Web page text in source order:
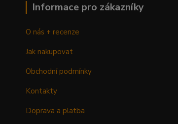
Informace pro zákazníky
O nás + recenze
Jak nakupovat
Obchodní podmínky
Kontakty
Doprava a platba